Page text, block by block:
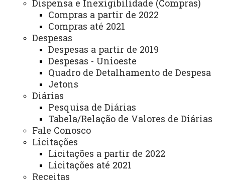
Dispensa e Inexigibilidade (Compras)
Compras a partir de 2022
Compras até 2021
Despesas
Despesas a partir de 2019
Despesas - Unioeste
Quadro de Detalhamento de Despesa
Jetons
Diárias
Pesquisa de Diárias
Tabela/Relação de Valores de Diárias
Fale Conosco
Licitações
Licitações a partir de 2022
Licitações até 2021
Receitas
Rua Guaíra, 3141 – Jardim Santa Maria – 85903-
220, Toledo/Paraná.
Dias e horários de Atendimento:
Segunda-feira a sexta-feira das 8h às 11h, das 13h
às 17h e das 18h às 22h
ATUALIZAÇÃO MAIS RECENTE: 03 DE MAIO DE 2024
ACESSOS: 1014
Você está aqui: Unioeste
Carta de Serviços
Campus de Toledo - Carta de Serviços